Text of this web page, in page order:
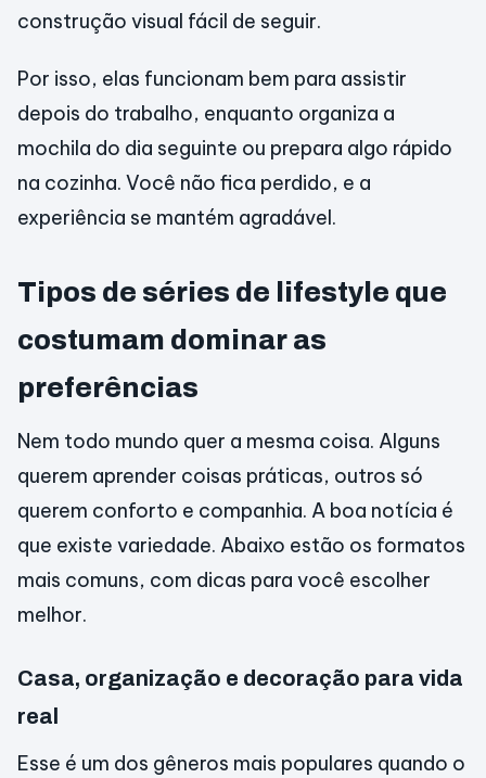
construção visual fácil de seguir.
Por isso, elas funcionam bem para assistir
depois do trabalho, enquanto organiza a
mochila do dia seguinte ou prepara algo rápido
na cozinha. Você não fica perdido, e a
experiência se mantém agradável.
Tipos de séries de lifestyle que
costumam dominar as
preferências
Nem todo mundo quer a mesma coisa. Alguns
querem aprender coisas práticas, outros só
querem conforto e companhia. A boa notícia é
que existe variedade. Abaixo estão os formatos
mais comuns, com dicas para você escolher
melhor.
Casa, organização e decoração para vida
real
Esse é um dos gêneros mais populares quando o